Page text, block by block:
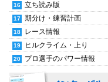
立ち読み版
期分け・練習計画
レース情報
ヒルクライム・上り
プロ選手のパワー情報